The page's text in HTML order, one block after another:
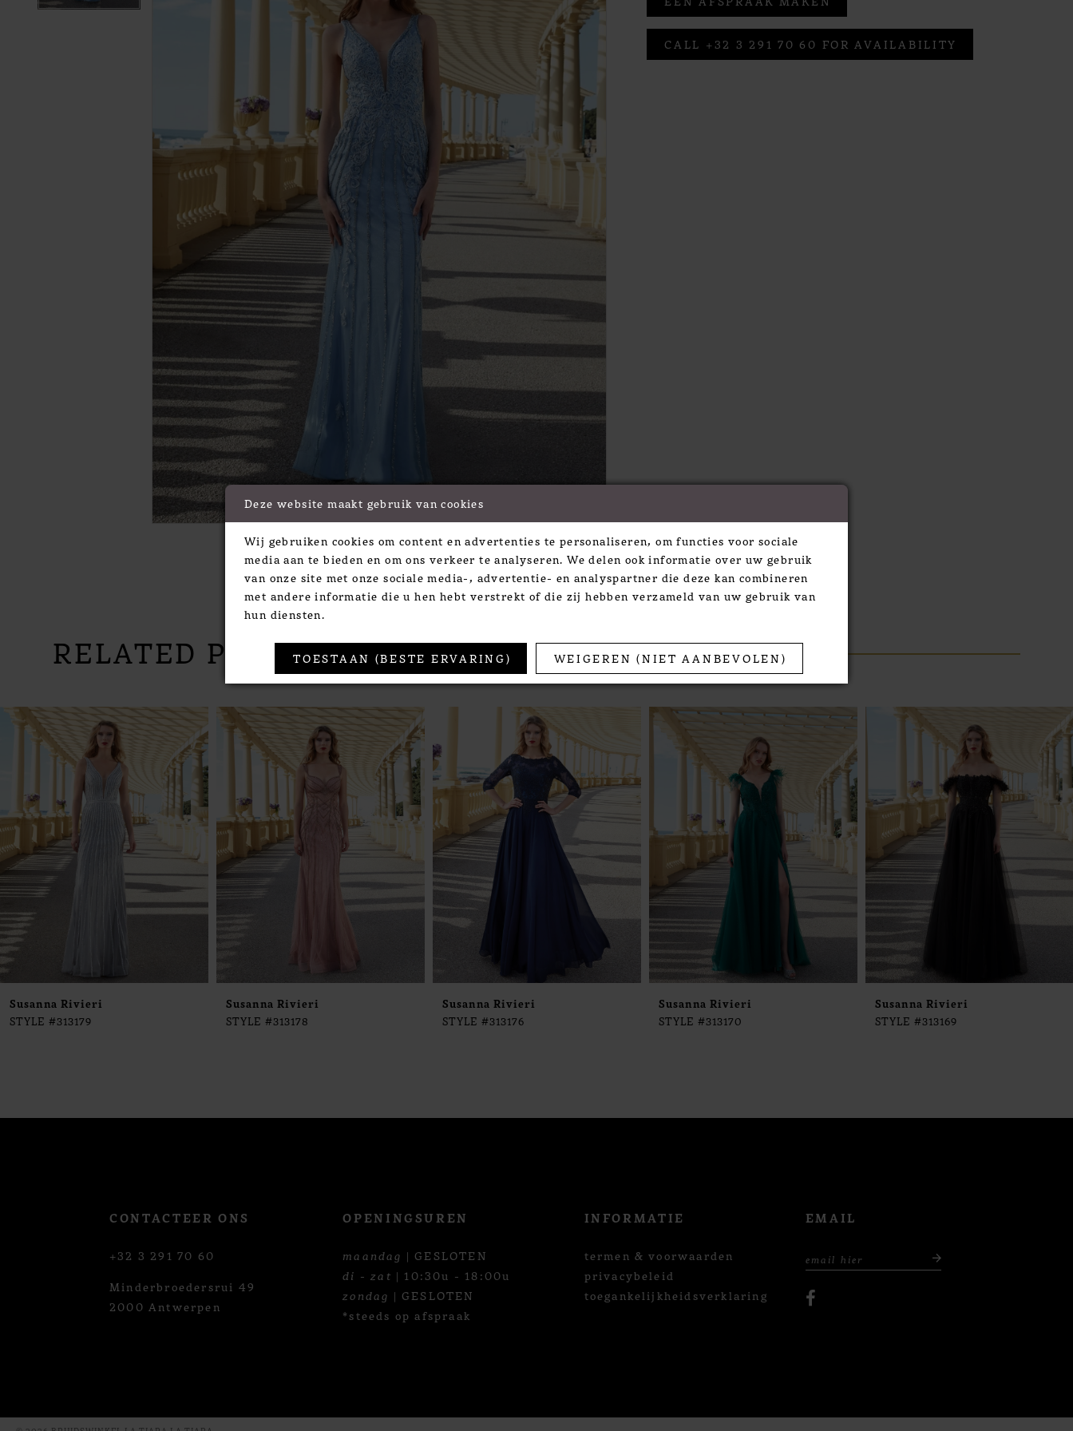
Click to zoom
SHARE:
CALL +32 3 291 70 60 FOR AVAILABILITY
RELATED PRODUCTS
Related
Products
Carousel
AUTOPLAY
SLIDE
SLIDE
0
3
4
5
7
9
10
13
Susanna Rivieri
STYLE #313179
Susanna Rivieri
STYLE #313178
Susanna Rivieri
STYLE #313176
Susanna Rivieri
STYLE #313170
Susanna Rivieri
STYLE #313169
CONTACTEER ONS
+32 3 291 70 60
Minderbroedersrui 49
2000 Antwerpen
OPENINGSUREN
maandag | GESLOTEN
di - zat | 10:30u - 18:00u
zondag | GESLOTEN
*steeds op afspraak
INFORMATIE
termen & voorwaarden
privacybeleid
toegankelijkheidsverklaring
EMAIL
Deze website maakt gebruik van cookies
Wij gebruiken cookies om content en advertenties te personaliseren, om functies voor sociale
media aan te bieden en om ons verkeer te analyseren. We delen ook informatie over uw gebruik
van onze site met onze sociale media-, advertentie- en analyspartner die deze kan combineren
met andere informatie die u hen hebt verstrekt of die zij hebben verzameld van uw gebruik van
hun diensten.
TOESTAAN (BESTE ERVARING) WEIGEREN (NIET AANBEVOLEN)